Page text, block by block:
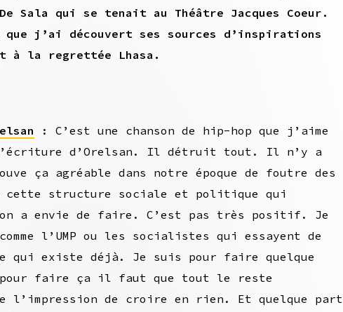
De Sala qui se tenait au Théâtre Jacques Coeur.
que j’ai découvert ses sources d’inspirations
à la regrettée Lhasa.
: C’est une chanson de hip-hop que j’aime
l’écriture d’Orelsan. Il détruit tout. Il n’y a
ça agréable dans notre époque de foutre des
cette structure sociale et politique qui
a envie de faire. C’est pas très positif. Je
l’UMP ou les socialistes qui essayent de
qui existe déjà. Je suis pour faire quelque
faire ça il faut que tout le reste
l’impression de croire en rien. Et quelque part